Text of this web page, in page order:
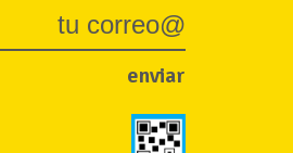
enviar